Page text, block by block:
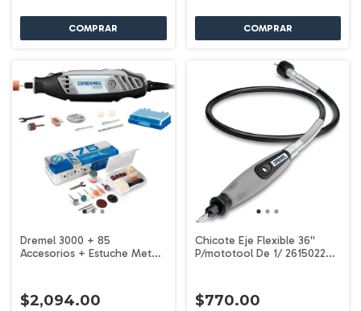
Dremel 3000 + 85
Accesorios + Estuche Meta
$2,094.00
Chicote Eje Flexible 36''
P/mototool De 1/ 26150225aj
$770.00